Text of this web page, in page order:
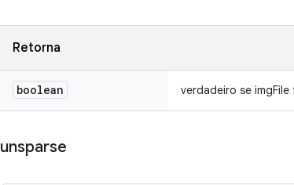
Retorna
boolean verdadeiro se
unsparse